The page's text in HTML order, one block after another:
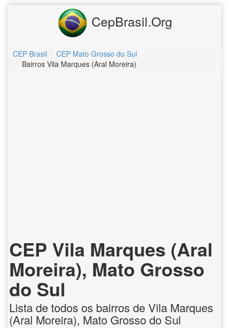
CepBrasil.Org
CEP Brasil
CEP Mato Grosso do Sul
Bairros Vila Marques (Aral Moreira)
CEP Vila Marques (Aral
Moreira), Mato Grosso
do Sul
Lista de todos os bairros de Vila Marques
(Aral Moreira), Mato Grosso do Sul